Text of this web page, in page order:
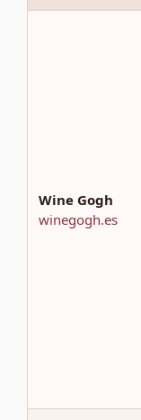
Wine Gogh
winegogh.es